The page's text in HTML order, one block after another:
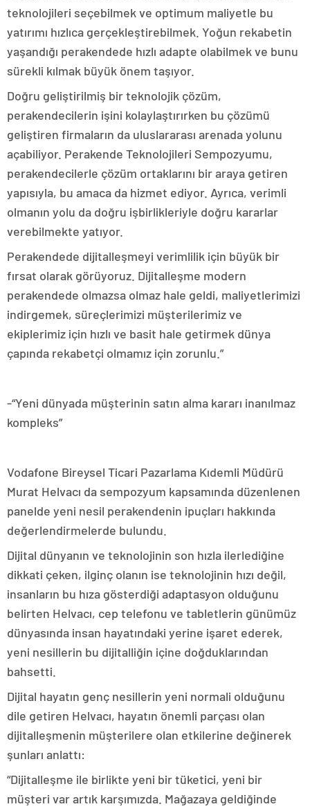
teknolojileri seçebilmek ve optimum maliyetle bu
yatırımı hızlıca gerçekleştirebilmek. Yoğun rekabetin
yaşandığı perakendede hızlı adapte olabilmek ve bunu
sürekli kılmak büyük önem taşıyor.
Doğru geliştirilmiş bir teknolojik çözüm,
perakendecilerin işini kolaylaştırırken bu çözümü
geliştiren firmaların da uluslararası arenada yolunu
açabiliyor. Perakende Teknolojileri Sempozyumu,
perakendecilerle çözüm ortaklarını bir araya getiren
yapısıyla, bu amaca da hizmet ediyor. Ayrıca, verimli
olmanın yolu da doğru işbirlikleriyle doğru kararlar
verebilmekte yatıyor.
Perakendede dijitalleşmeyi verimlilik için büyük bir
fırsat olarak görüyoruz. Dijitalleşme modern
perakendede olmazsa olmaz hale geldi, maliyetlerimizi
indirgemek, süreçlerimizi müşterilerimiz ve
ekiplerimiz için hızlı ve basit hale getirmek dünya
çapında rekabetçi olmamız için zorunlu.”
-“Yeni dünyada müşterinin satın alma kararı inanılmaz
kompleks”
Vodafone Bireysel Ticari Pazarlama Kıdemli Müdürü
Murat Helvacı da sempozyum kapsamında düzenlenen
panelde yeni nesil perakendenin ipuçları hakkında
değerlendirmelerde bulundu.
Dijital dünyanın ve teknolojinin son hızla ilerlediğine
dikkati çeken, ilginç olanın ise teknolojinin hızı değil,
insanların bu hıza gösterdiği adaptasyon olduğunu
belirten Helvacı, cep telefonu ve tabletlerin günümüz
dünyasında insan hayatındaki yerine işaret ederek,
yeni nesillerin bu dijitalliğin içine doğduklarından
bahsetti.
Dijital hayatın genç nesillerin yeni normali olduğunu
dile getiren Helvacı, hayatın önemli parçası olan
dijitalleşmenin müşterilere olan etkilerine değinerek
şunları anlattı:
“Dijitalleşme ile birlikte yeni bir tüketici, yeni bir
müşteri var artık karşımızda. Mağazaya geldiğinde